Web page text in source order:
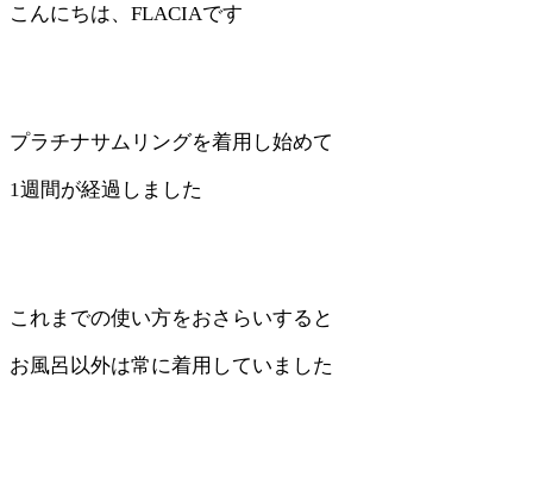
こんにちは、FLACIAです
プラチナサムリングを着用し始めて
1週間が経過しました
これまでの使い方をおさらいすると
お風呂以外は常に着用していました